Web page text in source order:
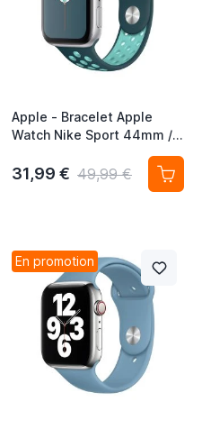
Apple - Bracelet Apple
Watch Nike Sport 44mm /
45mm / 46mm / 49mm
Midnight Turquoise /
31,99 € 49,99 €
En promotion